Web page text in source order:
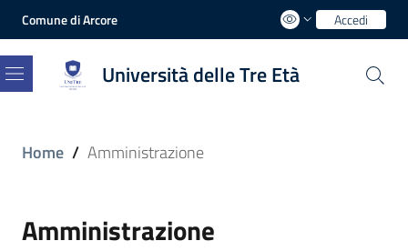
Comune di Arcore Accedi
Università delle Tre Età
Menu
Home / Amministrazione
Amministrazione